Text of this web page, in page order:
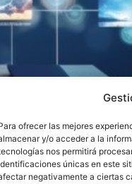
ofrecer las mejores
y/o acceder a la
nos permitirá
únicas en este
negativamente a ciertas
negocio. Sin
en juego los